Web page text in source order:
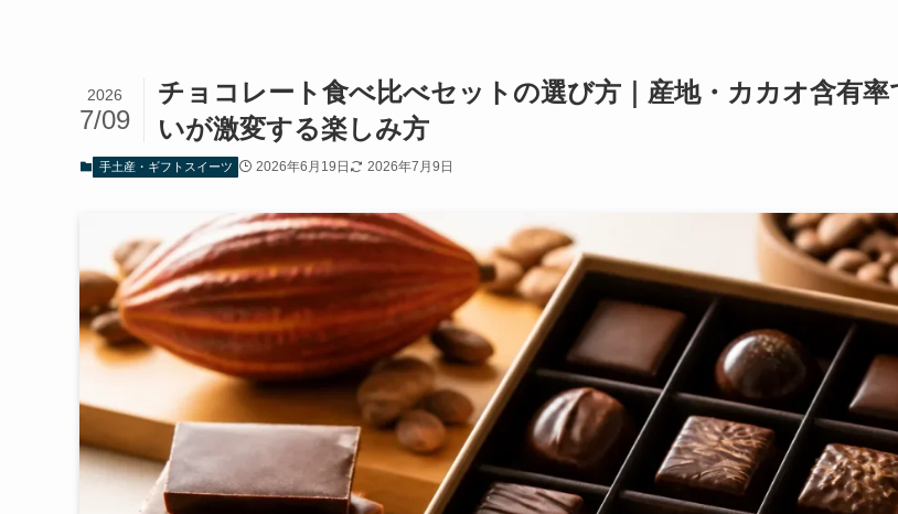
チョコレート食べ比べセットの選び方｜産地・カカオ含有率
いが激変する楽しみ方
2026
7/09
手土産・ギフトスイーツ 2026年6月19日 2026年7月9日